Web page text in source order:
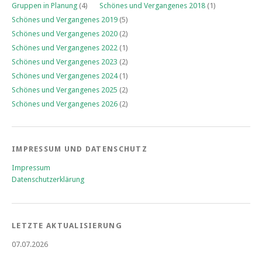
Gruppen in Planung (4) Schönes und Vergangenes 2018 (1)
Schönes und Vergangenes 2019 (5)
Schönes und Vergangenes 2020 (2)
Schönes und Vergangenes 2022 (1)
Schönes und Vergangenes 2023 (2)
Schönes und Vergangenes 2024(1)
Schönes und Vergangenes 2025 (2)
Schönes und Vergangenes 2026 (2)
IMPRESSUM UND DATENSCHUTZ
Impressum
Datenschutzerklärung
LETZTE AKTUALISIERUNG
07.07.2026